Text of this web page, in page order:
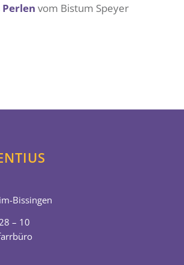
Perlen vom Bistum Speyer
Bissingen
– 10